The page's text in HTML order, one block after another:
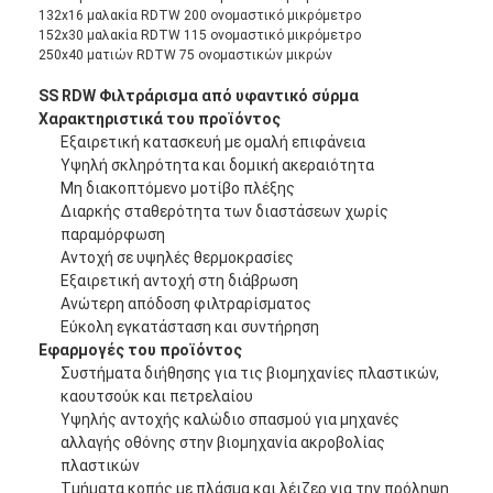
Γύρος εργοστασίων
Ποιοτικός έλεγχος
επαφή
Νέα
Μιλήστε τώρα.
Χάλυβα από ανοξείδωτο χάλυβα
οθόνη φίλτρου εξωθητήρα
Συσκευή οθόνης εκχύλισης
Πλέγμα σχοινιών καλωδίων
132x16 μαλακία RDTW 200 ονομαστικό μικρόμετρο
152x30 μαλακία RDTW 115 ονομαστικό μικρόμετρο
250x40 ματιών RDTW 75 ονομαστικών μικρών
SS RDW Φιλτράρισμα από υφαντικό σύρμα
Χαρακτηριστικά του προϊόντος
Εξαιρετική κατασκευή με ομαλή επιφάνεια
Υψηλή σκληρότητα και δομική ακεραιότητα
Μη διακοπτόμενο μοτίβο πλέξης
Διαρκής σταθερότητα των διαστάσεων χωρίς
παραμόρφωση
Αντοχή σε υψηλές θερμοκρασίες
Εξαιρετική αντοχή στη διάβρωση
Ανώτερη απόδοση φιλτραρίσματος
Εύκολη εγκατάσταση και συντήρηση
Εφαρμογές του προϊόντος
Συστήματα διήθησης για τις βιομηχανίες πλαστικών,
καουτσούκ και πετρελαίου
Υψηλής αντοχής καλώδιο σπασμού για μηχανές
αλλαγής οθόνης στην βιομηχανία ακροβολίας
πλαστικών
Τμήματα κοπής με πλάσμα και λέιζερ για την πρόληψη